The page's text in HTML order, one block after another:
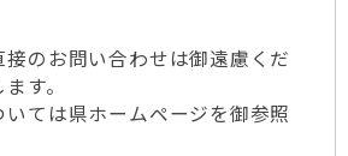
接のお問い合わせは御遠慮くだ
す。
いては県ホームページを御参照